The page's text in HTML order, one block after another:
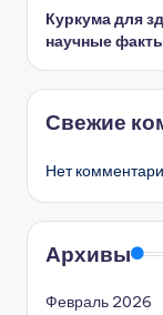
Куркума для
научные
Свежие
Нет
Архивы
Февраль 2026